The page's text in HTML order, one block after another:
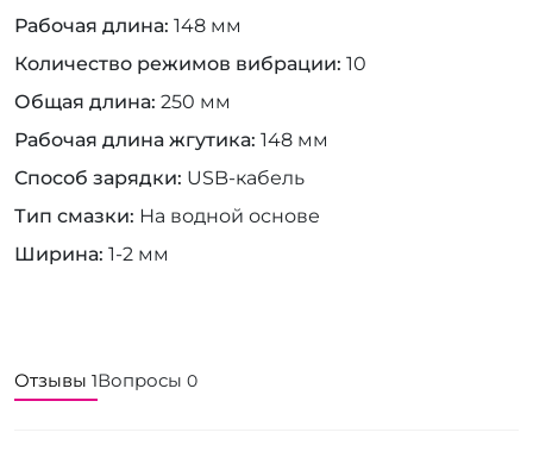
Рабочая длина 148 мм
Количество режимов вибрации 10
Общая длина 250 мм
Рабочая длина жгутика 148 мм
Способ зарядки USB-кабель
Тип смазки На водной основе
Ширина 1-2 мм
Отзывы 1Вопросы 0